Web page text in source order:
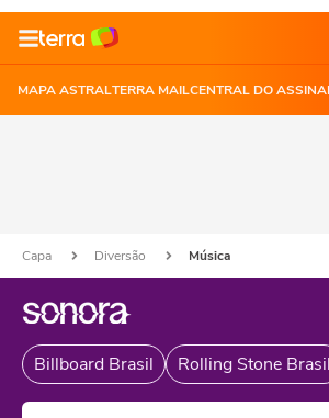
MAPA ASTRALTERRA MAILCENTRAL DO
Capa Diversão Música
Billboard Brasil Rolling Stone Brasil